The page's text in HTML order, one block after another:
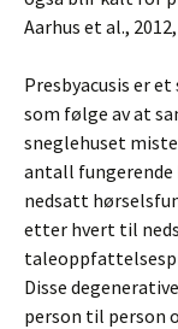
Aarhus et al., 2012,
Presbyacusis er
som følge av at
sneglehuset
antall fungerende
nedsatt
etter hvert til
Disse
person til person